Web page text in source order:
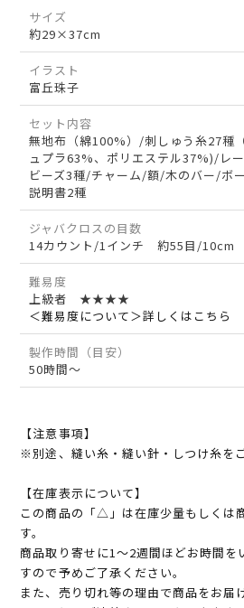
サイズ
約29×37cm
イラスト
富丘珠子
セット内容
無地布（綿100%）/刺しゅう糸27種
ュプラ63%、ポリエステル37%)/レ
ビーズ3種/チャーム/額/木のバー/ボ
説明書2種
ジャバクロスの目数
14カウント/1インチ 約55目/10cm
難易度
上級者 ★★★★
＜難易度について＞詳しくはこちら
製作時間（目安）
50時間～
【注意事項】
※別途、縫い糸・縫い針・しつけ糸を
【在庫表示について】
この商品の「△」は在庫少量もしくは
す。
商品取り寄せに1～2週間ほどお時間を
すので予めご了承ください。
また、売り切れ等の理由で商品をお届